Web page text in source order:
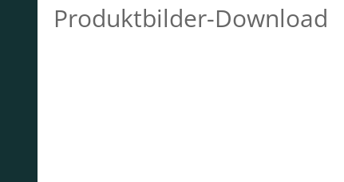
Produktbilder-Download